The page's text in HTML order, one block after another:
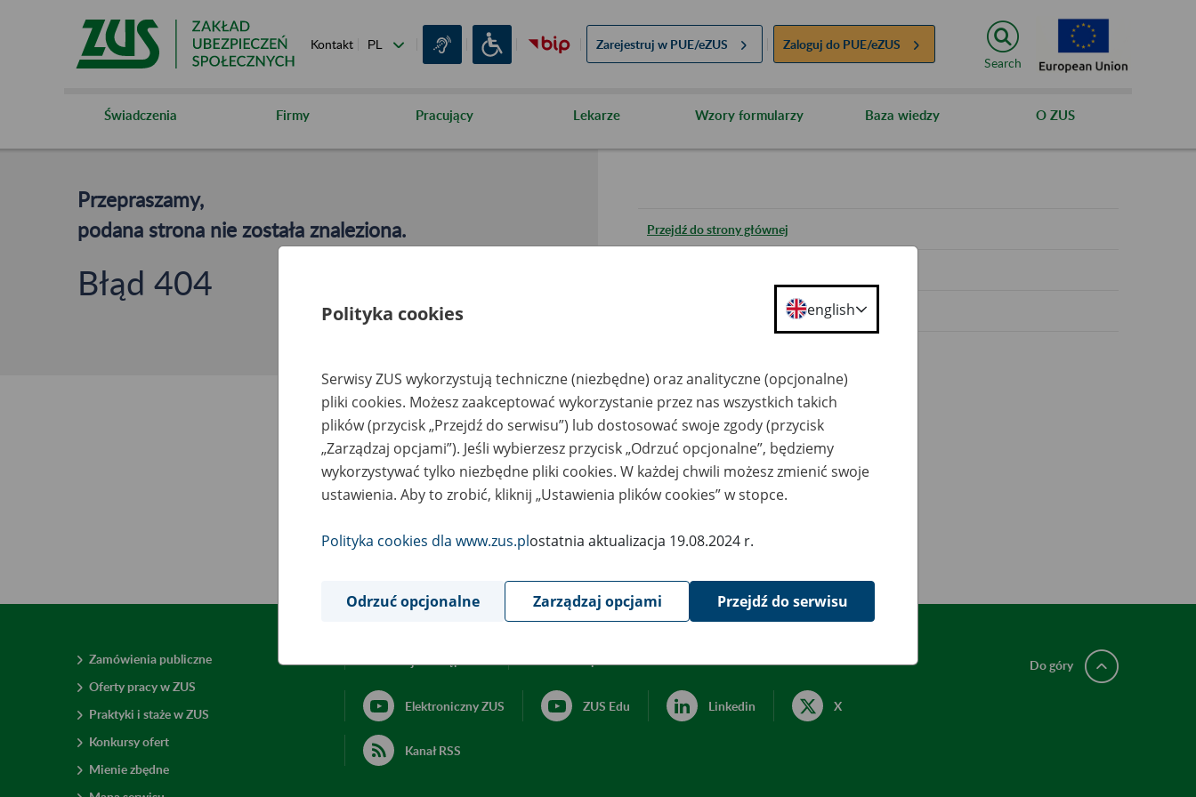
Kontakt Zarejestruj w PUE/eZUS Zaloguj do PUE/eZUS
Search
Świadczenia Firmy Pracujący Lekarze Wzory formularzy Baza wiedzy O ZUS
Przepraszamy,
podana strona nie została znaleziona.
Błąd 404
Przejdź do strony głównej
Zamówienia publiczne
Oferty pracy w ZUS
Praktyki i staże w ZUS
Konkursy ofert
Mienie zbędne
Elektroniczny ZUS ZUS Edu Linkedin X
Kanał RSS
Do góry
Polityka cookies english
Serwisy ZUS wykorzystują techniczne (niezbędne) oraz analityczne (opcjonalne)
pliki cookies. Możesz zaakceptować wykorzystanie przez nas wszystkich takich
plików (przycisk „Przejdź do serwisu”) lub dostosować swoje zgody (przycisk
„Zarządzaj opcjami”). Jeśli wybierzesz przycisk „Odrzuć opcjonalne”, będziemy
wykorzystywać tylko niezbędne pliki cookies. W każdej chwili możesz zmienić swoje
ustawienia. Aby to zrobić, kliknij „Ustawienia plików cookies” w stopce.
Polityka cookies dla www.zus.plostatnia aktualizacja 19.08.2024 r.
Odrzuć opcjonalne Zarządzaj opcjami Przejdź do serwisu